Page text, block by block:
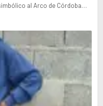
al Arco de Córdoba